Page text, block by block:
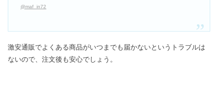
@maf_in72
激安通販でよくある商品がいつまでも届かないというトラブルは
ないので、注文後も安心でしょう。